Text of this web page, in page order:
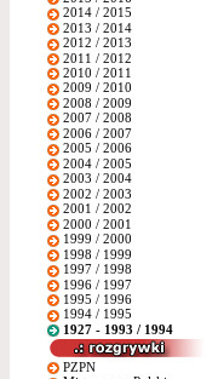
2014 / 2015
2013 / 2014
2012 / 2013
2011 / 2012
2010 / 2011
2009 / 2010
2008 / 2009
2007 / 2008
2006 / 2007
2005 / 2006
2004 / 2005
2003 / 2004
2002 / 2003
2001 / 2002
2000 / 2001
1999 / 2000
1998 / 1999
1997 / 1998
1996 / 1997
1995 / 1996
1994 / 1995
1927 - 1993 / 1994
PZPN